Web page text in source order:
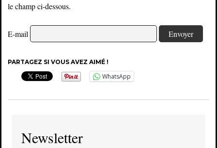
le champ ci-dessous.
E-mail
PARTAGEZ SI VOUS AVEZ AIMÉ !
WhatsApp
Newsletter